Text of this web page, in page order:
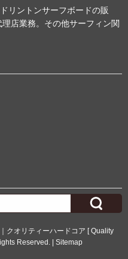
リントンサーフボードの販
店業務。その他サーフィン関
クオリティーハードコア [ Quality
Reserved. | Sitemap